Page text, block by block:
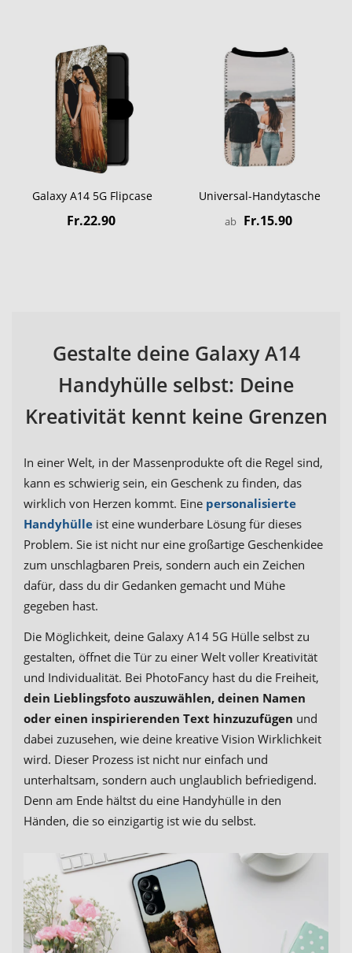
Galaxy A14 5G Flipcase
Fr.22.90
Universal-Handytasche
ab Fr.15.90
Gestalte deine Galaxy A14
Handyhülle selbst: Deine
Kreativität kennt keine Grenzen
In einer Welt, in der Massenprodukte oft die Regel sind,
kann es schwierig sein, ein Geschenk zu finden, das
wirklich von Herzen kommt. Eine personalisierte
Handyhülle ist eine wunderbare Lösung für dieses
Problem. Sie ist nicht nur eine großartige Geschenkidee
zum unschlagbaren Preis, sondern auch ein Zeichen
dafür, dass du dir Gedanken gemacht und Mühe
gegeben hast.
Die Möglichkeit, deine Galaxy A14 5G Hülle selbst zu
gestalten, öffnet die Tür zu einer Welt voller Kreativität
und Individualität. Bei PhotoFancy hast du die Freiheit,
dein Lieblingsfoto auszuwählen, deinen Namen
oder einen inspirierenden Text hinzuzufügen und
dabei zuzusehen, wie deine kreative Vision Wirklichkeit
wird. Dieser Prozess ist nicht nur einfach und
unterhaltsam, sondern auch unglaublich befriedigend.
Denn am Ende hältst du eine Handyhülle in den
Händen, die so einzigartig ist wie du selbst.